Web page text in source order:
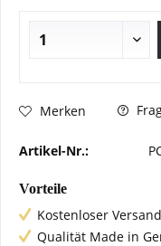
Merken
Artikel-Nr.:
Vorteile
Kostenloser
Qualität Made in